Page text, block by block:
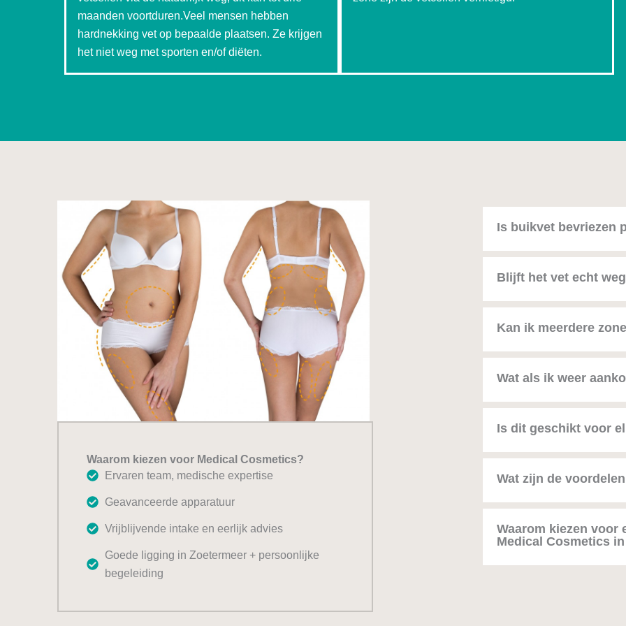
maanden voortduren.Veel mensen hebben
hardnekking vet op bepaalde plaatsen. Ze krijgen
het niet weg met sporten en/of diëten.
Waarom kiezen voor Medical Cosmetics?
Ervaren team, medische expertise
Geavanceerde apparatuur
Vrijblijvende intake en eerlijk advies
Goede ligging in Zoetermeer + persoonlijke
begeleiding
Is buikvet bevriezen
Blijft het vet echt
Kan ik meerdere
Wat als ik weer
Is dit geschikt voor
Wat zijn de
Waarom kiezen voor
Medical Cosmetics